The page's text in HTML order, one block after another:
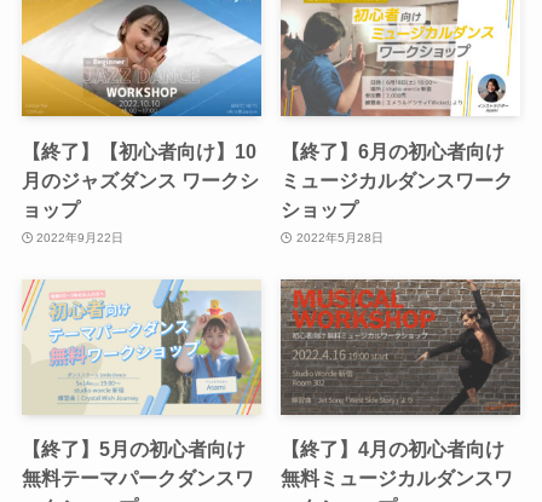
【終了】【初心者向け】10
月のジャズダンス ワークシ
ョップ
2022年9月22日
【終了】6月の初心者向け
ミュージカルダンスワーク
ショップ
2022年5月28日
【終了】5月の初心者向け
無料テーマパークダンスワ
【終了】4月の初心者向け
無料ミュージカルダンスワ